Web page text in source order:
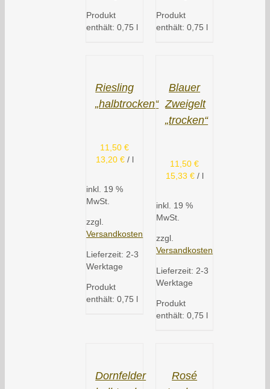
Produkt
enthält: 0,75 l
Produkt
enthält: 0,75 l
Riesling
„halbtrocken“
11,50€
13,20 €/ l
inkl. 19 %
MwSt.
zzgl.
Versandkosten
Lieferzeit: 2-3
Werktage
Produkt
enthält: 0,75 l
Blauer
Zweigelt
„trocken“
11,50€
15,33 €/ l
inkl. 19 %
MwSt.
zzgl.
Versandkosten
Lieferzeit: 2-3
Werktage
Produkt
enthält: 0,75 l
Dornfelder
Rosé